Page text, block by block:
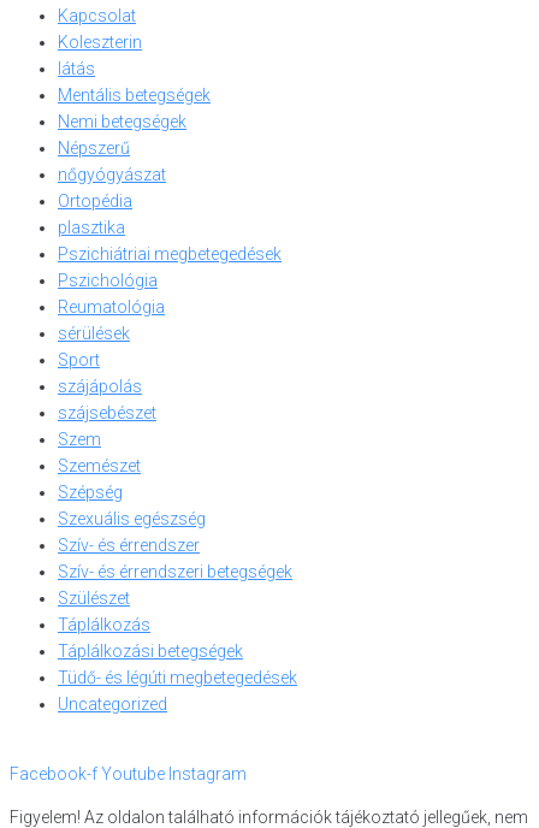
Kapcsolat
Koleszterin
látás
Mentális betegségek
Nemi betegségek
Népszerű
nőgyógyászat
Ortopédia
plasztika
Pszichiátriai megbetegedések
Pszichológia
Reumatológia
sérülések
Sport
szájápolás
szájsebészet
Szem
Szemészet
Szépség
Szexuális egészség
Szív- és érrendszer
Szív- és érrendszeri betegségek
Szülészet
Táplálkozás
Táplálkozási betegségek
Tüdő- és légúti megbetegedések
Uncategorized
Facebook-fYoutube Instagram
Figyelem! Az oldalon található információk tájékoztató jellegűek, nem